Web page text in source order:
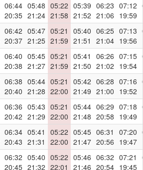
06:44
20:35
05:48
21:24
05:22
21:58
05:39
21:52
06:23
21:06
07:12
19:59
06:42
20:37
05:47
21:25
05:21
21:59
05:40
21:51
06:25
21:04
07:13
19:56
06:40
20:38
05:45
21:27
05:21
21:59
05:41
21:50
06:26
21:02
07:15
19:54
06:38
20:40
05:44
21:28
05:21
22:00
05:42
21:49
06:28
21:00
07:16
19:52
06:36
20:42
05:43
21:29
05:21
22:00
05:44
21:48
06:29
20:58
07:18
19:49
06:34
20:43
05:41
21:31
05:22
22:00
05:45
21:47
06:31
20:56
07:20
19:47
06:32
20:45
05:40
21:32
05:22
22:01
05:46
21:46
06:32
20:54
07:21
19:45